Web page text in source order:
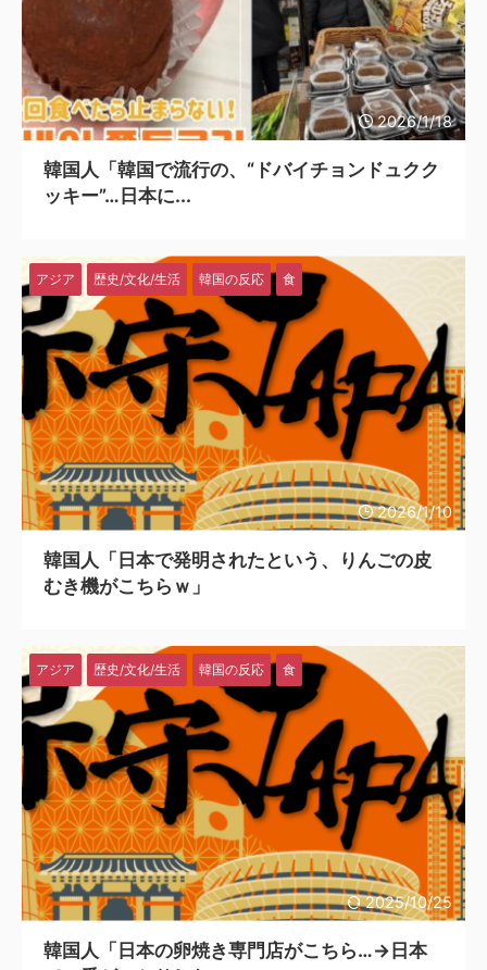
2026/1/18
韓国人「韓国で流行の、“ドバイチョンドュクク
ッキー”…日本に...
2026/1/10
アジア 歴史/文化/生活 韓国の反応 食
韓国人「日本で発明されたという、りんごの皮
むき機がこちらｗ」
2025/10/25
アジア 歴史/文化/生活 韓国の反応 食
韓国人「日本の卵焼き専門店がこちら…→日本